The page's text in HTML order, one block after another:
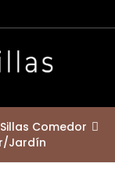
Sillas Comedor
jardín